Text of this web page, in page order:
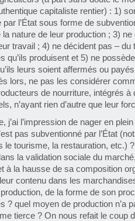
capitaliste rentier) : 1)
par l’État sous forme de
la nature de leur production ; 3)
travail ; 4) ne décident pas – du
qu’ils produisent et 5) ne
leurs soient affermés ou
lors, ne pas les considérer
de nourriture, intégrés
n’ayant rien d’autre que leur
j’ai l’impression de nager en
pas subventionné par l’État
le tourisme, la restauration, etc.)
la validation sociale du
à la hausse de sa composition
contenu dans les
de la forme de son
? quel moyen de production n’a
tierce ? On nous refait le coup